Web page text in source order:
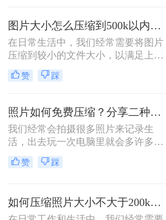
费压缩是一项不可或缺的技能。本文
将介绍两种简单易用的图片压缩方
法。
图片大小怎么压缩到500k以内？分享四种常用压缩方法！
在日常生活中，我们经常需要将图片
压缩到较小的文件大小，以满足上
传、发送或存储的需求那么图片大小
怎么压缩到500k以内呢？本文将介绍
法。
赞 踩
照片如何免费压缩？分享二种高效压缩方法！
我们经常会拍摄很多照片来记录生
活，出去玩一次电脑里就会多许多旅
游照，而且不知道你们有没有储存好
看图片的习惯呢？这样下来我们电脑
软件将图片进行批量压缩，就可以缓
赞 踩
如何压缩照片大小不大于200k？教你二种高效压缩方法！